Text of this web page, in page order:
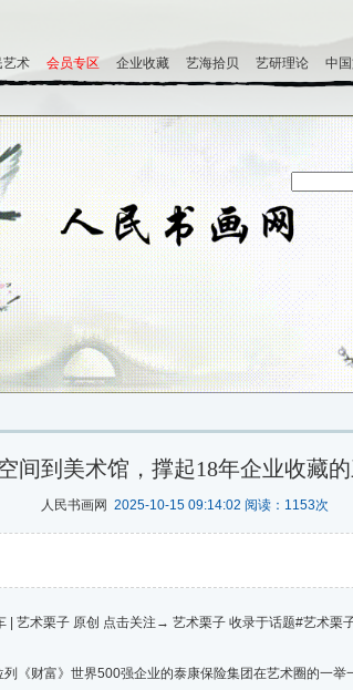
艺术 会员专区 企业收藏 艺海拾贝 艺研理论 中
间到美术馆，撑起18年企业收藏
人民书画网 2025-10-15 09:14:02 阅读： 1153次
术栗子 原创 点击关注→ 艺术栗子 收录于话题#艺术栗
财富》世界500强企业的泰康保险集团在艺术圈的一举